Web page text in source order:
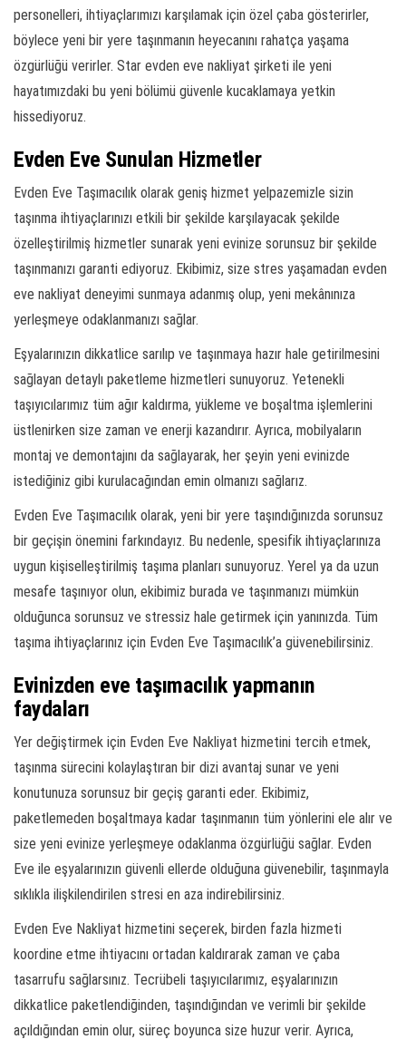
personelleri, ihtiyaçlarımızı karşılamak için özel çaba gösterirler,
böylece yeni bir yere taşınmanın heyecanını rahatça yaşama
özgürlüğü verirler. Star evden eve nakliyat şirketi ile yeni
hayatımızdaki bu yeni bölümü güvenle kucaklamaya yetkin
hissediyoruz.
Evden Eve Sunulan Hizmetler
Evden Eve Taşımacılık olarak geniş hizmet yelpazemizle sizin
taşınma ihtiyaçlarınızı etkili bir şekilde karşılayacak şekilde
özelleştirilmiş hizmetler sunarak yeni evinize sorunsuz bir şekilde
taşınmanızı garanti ediyoruz. Ekibimiz, size stres yaşamadan evden
eve nakliyat deneyimi sunmaya adanmış olup, yeni mekânınıza
yerleşmeye odaklanmanızı sağlar.
Eşyalarınızın dikkatlice sarılıp ve taşınmaya hazır hale getirilmesini
sağlayan detaylı paketleme hizmetleri sunuyoruz. Yetenekli
taşıyıcılarımız tüm ağır kaldırma, yükleme ve boşaltma işlemlerini
üstlenirken size zaman ve enerji kazandırır. Ayrıca, mobilyaların
montaj ve demontajını da sağlayarak, her şeyin yeni evinizde
istediğiniz gibi kurulacağından emin olmanızı sağlarız.
Evden Eve Taşımacılık olarak, yeni bir yere taşındığınızda sorunsuz
bir geçişin önemini farkındayız. Bu nedenle, spesifik ihtiyaçlarınıza
uygun kişiselleştirilmiş taşıma planları sunuyoruz. Yerel ya da uzun
mesafe taşınıyor olun, ekibimiz burada ve taşınmanızı mümkün
olduğunca sorunsuz ve stressiz hale getirmek için yanınızda. Tüm
taşıma ihtiyaçlarınız için Evden Eve Taşımacılık’a güvenebilirsiniz.
Evinizden eve taşımacılık yapmanın
faydaları
Yer değiştirmek için Evden Eve Nakliyat hizmetini tercih etmek,
taşınma sürecini kolaylaştıran bir dizi avantaj sunar ve yeni
konutunuza sorunsuz bir geçiş garanti eder. Ekibimiz,
paketlemeden boşaltmaya kadar taşınmanın tüm yönlerini ele alır ve
size yeni evinize yerleşmeye odaklanma özgürlüğü sağlar. Evden
Eve ile eşyalarınızın güvenli ellerde olduğuna güvenebilir, taşınmayla
sıklıkla ilişkilendirilen stresi en aza indirebilirsiniz.
Evden Eve Nakliyat hizmetini seçerek, birden fazla hizmeti
koordine etme ihtiyacını ortadan kaldırarak zaman ve çaba
tasarrufu sağlarsınız. Tecrübeli taşıyıcılarımız, eşyalarınızın
dikkatlice paketlendiğinden, taşındığından ve verimli bir şekilde
açıldığından emin olur, süreç boyunca size huzur verir. Ayrıca,